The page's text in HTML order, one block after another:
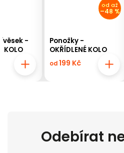
-
KOLO
od až
–48 %
Ponožky -
OKŘÍDLENÉ KOLO
od199 Kč
Odebírat